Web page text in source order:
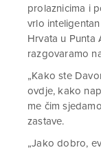
prolaznicima i
vrlo
Hrvata u Punta
razgovaramo
„Kako ste
ovdje, kako
me čim
zastave.
„Jako dobro,